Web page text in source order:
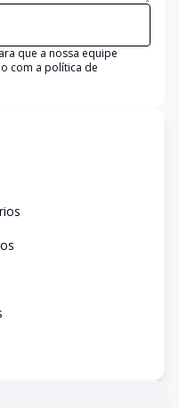
que a nossa equipe
com a política de
s
s